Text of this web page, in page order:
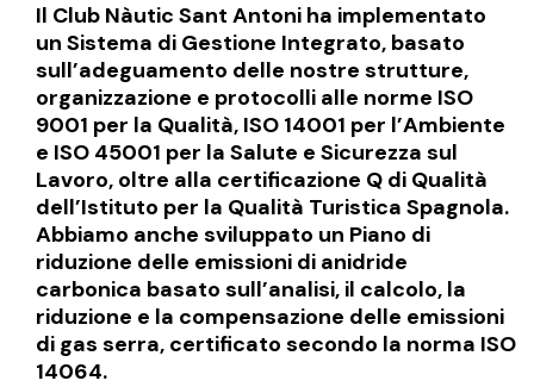
Il Club Nàutic Sant Antoni ha implementato
un Sistema di Gestione Integrato, basato
sull’adeguamento delle nostre strutture,
organizzazione e protocolli alle norme ISO
9001 per la Qualità, ISO 14001 per l’Ambiente
e ISO 45001 per la Salute e Sicurezza sul
Lavoro, oltre alla certificazione Q di Qualità
dell’Istituto per la Qualità Turistica Spagnola.
Abbiamo anche sviluppato un Piano di
riduzione delle emissioni di anidride
carbonica basato sull’analisi, il calcolo, la
riduzione e la compensazione delle emissioni
di gas serra, certificato secondo la norma ISO
14064.